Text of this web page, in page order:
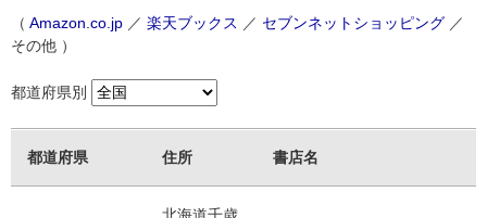
（ Amazon.co.jp ／ 楽天ブックス ／ セブンネットショッピング ／
その他 ）
都道府県別
都道府県 住所 書店名